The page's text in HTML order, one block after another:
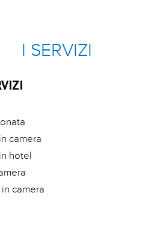
I SERVIZI
camera
hotel
camera